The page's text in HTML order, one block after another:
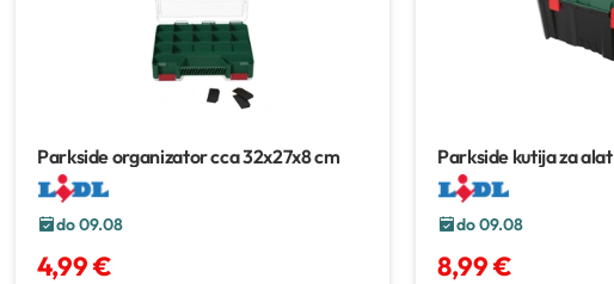
Parkside organizatorcca 32x27x8 cm
do 09.08
4,99 €
Parkside kutija za alat
do 09.08
8,99 €